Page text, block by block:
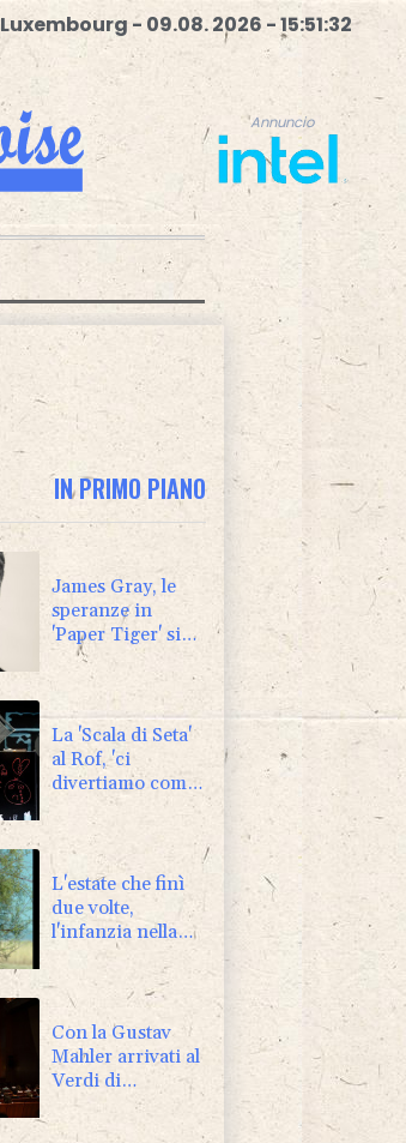
Luxembourg - 09.08. 2026 - 15:51:33
Annuncio
Annuncio
IN PRIMO PIANO
James Gray, le
speranze in
'Paper Tiger' si
infrangono come
nel mito greco
La 'Scala di Seta'
al Rof, 'ci
divertiamo come
L'estate che finì
due volte,
l'infanzia nella
Sardegna di
Matteo Incollu
Con la Gustav
Mahler arrivati al
Verdi di
Pordenone 112
giovani musicisti